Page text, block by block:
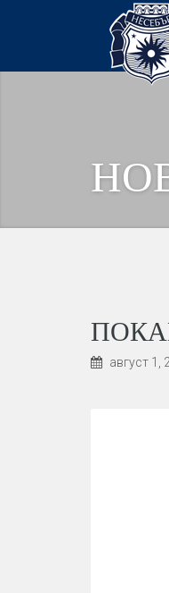
август 1,